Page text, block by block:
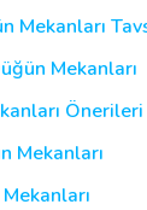
Mekanları
Mekanları
Önerileri
Mekanları